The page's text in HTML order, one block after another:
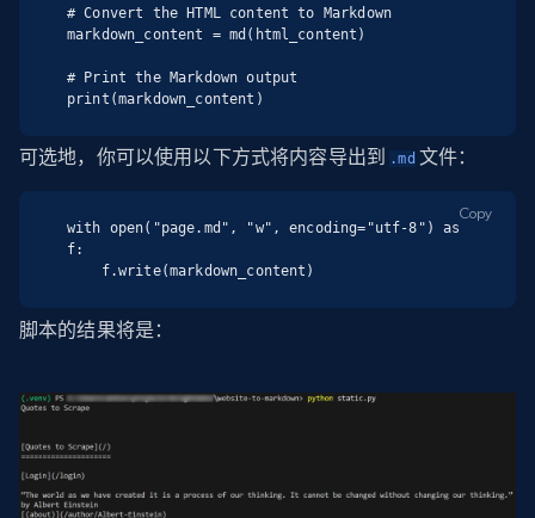
# Convert the HTML content to Markdown
markdown_content = md(html_content)
# Print the Markdown output
print(markdown_content)
可选地，你可以使用以下方式将内容导出到 .md文件：
with open("page.md", "w", encoding="utf-8") as
f:
    f.write(markdown_content)
Copy
脚本的结果将是：